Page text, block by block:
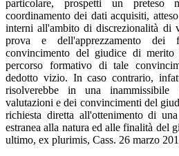
particolare, prospetti un preteso
coordinamento dei dati acquisiti,
interni all'ambito di discrezionalità di
prova e dell'apprezzamento
convincimento del giudice di
percorso formativo di tale
dedotto vizio. In caso contrario,
risolverebbe in una
valutazioni e dei convincimenti del
richiesta diretta all'ottenimento di
estranea alla natura ed alle finalità del
ultimo, ex plurimis, Cass. 26 marzo